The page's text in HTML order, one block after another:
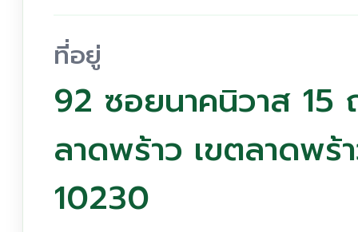
ที่อยู่
92 ซอยนาคนิวาส 15
ลาดพร้าว เขตลาดพร้
10230